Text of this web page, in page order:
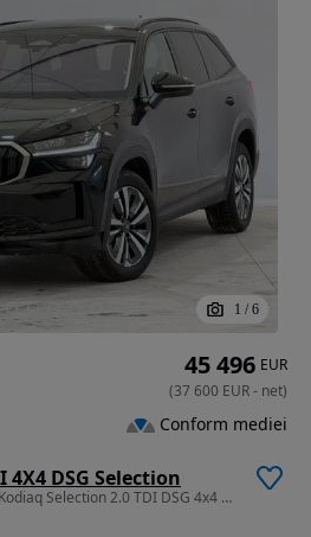
1 / 6
4X4 DSG Selection
1968 cm3 • 193 CP • SKODA Kodiaq Selection 2.0 TDI DSG 4x4 193CP 2026MY
45 496 EUR
(37 600 EUR- net)
Conform mediei